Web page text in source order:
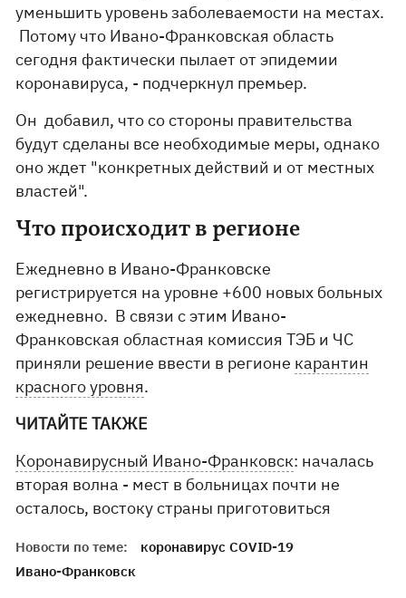
уменьшить уровень заболеваемости на местах.
Потому что Ивано-Франковская область
сегодня фактически пылает от эпидемии
коронавируса, - подчеркнул премьер.
Он добавил, что со стороны правительства
будут сделаны все необходимые меры, однако
оно ждет "конкретных действий и от местных
властей".
Что происходит в регионе
Ежедневно в Ивано-Франковске
регистрируется на уровне +600 новых больных
ежедневно. В связи с этим Ивано-
Франковская областная комиссия ТЭБ и ЧС
приняли решение ввести в регионе карантин
красного уровня.
ЧИТАЙТЕ ТАКЖЕ
Коронавирусный Ивано-Франковск: началась
вторая волна - мест в больницах почти не
осталось, востоку страны приготовиться
Новости по теме:
коронавирус COVID-19
Ивано-Франковск